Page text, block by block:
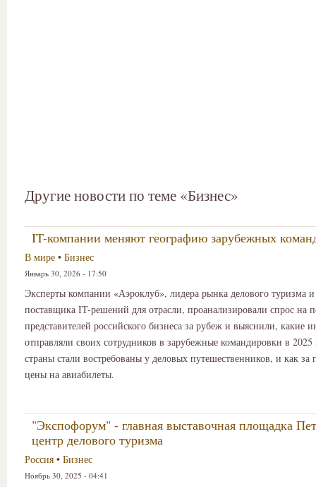
Другие новости по теме «Бизнес»
IT-компании меняют географию зарубежных
В мире • Бизнес
Январь 30, 2026 - 17:50
Эксперты компании «Аэроклуб», лидера рынка делового туризма
поставщика IT-решений для отрасли, проанализировали спрос на
представителей российского бизнеса за рубеж и выяснили, какие
отправляли своих сотрудников в зарубежные командировки в 2025
страны стали востребованы у деловых путешественников, и как за
цены на авиабилеты.
"Экспофорум" - главная выставочная площадка
центр делового туризма
Россия • Бизнес
Ноябрь 30, 2025 - 04:41